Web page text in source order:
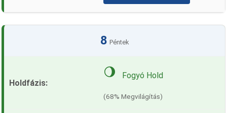
8 Péntek
🌖 Fogyó Hold
(68% Megvilágítás)